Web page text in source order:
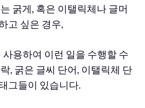
굵게, 혹은 이탤릭체나 글머
고 싶은 경우,
용하여 이런 일을 수행할 수
, 굵은 글씨 단어, 이탤릭체 단
그들이 있습니다.